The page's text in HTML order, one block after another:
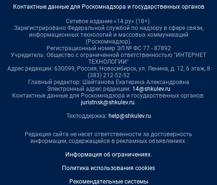
Контактные данные для Роскомнадзора и государственных органов
Сетевое издание «14.ру» (18+).
Зарегистрировано Федеральной службой по надзору в сфере связи,
информационных технологий и массовых коммуникаций
(Роскомнадзор).
Регистрационный номер ЭЛ № ФС 77 - 87892
Учредитель: Общество с ограниченной ответственностью "ИНТЕРНЕТ
ТЕХНОЛОГИИ"
Адрес редакции: 630099, Россия, Новосибирск, ул. Ленина, д. 12, 6 этаж, 8
(383) 212-52-52
Главный редактор: Шайтанова Екатерина Александровна
Электронный адрес редакции: 14@shkulev.ru
Контактные данные для Роскомнадзора и государственных органов:
juristnsk@shkulev.ru.
Техподдержка: help@shkulev.ru
Редакция сайта не несет ответственности за достоверность
информации, содержащейся в рекламных объявлениях.
Информация об ограничениях.
Политика использования cookies
Рекомендательные системы